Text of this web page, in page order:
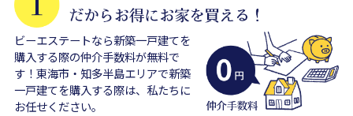
ビーエステートなら新築一戸建てを
購入する際の仲介手数料が無料で
す！東海市・知多半島エリアで新築
一戸建てを購入する際は、私たちに
お任せください。